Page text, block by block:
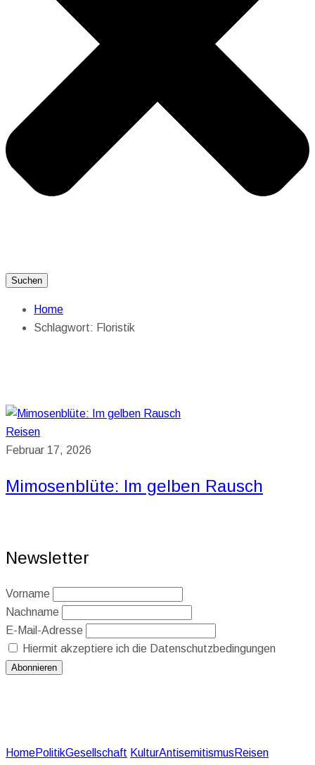
Suchen
Home
Schlagwort: Floristik
Reisen
Februar 17, 2026
Mimosenblüte: Im gelben Rausch
Newsletter
Vorname
Nachname
E-Mail-Adresse
Hiermit akzeptiere ich die Datenschutzbedingungen
HomePolitikGesellschaft KulturAntisemitismus Reisen